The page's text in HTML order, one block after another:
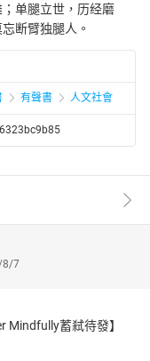
单腿立世，历经磨
断臂独腿人。
有聲書 人文社會
8/7
Mindfully蓄弒待發】